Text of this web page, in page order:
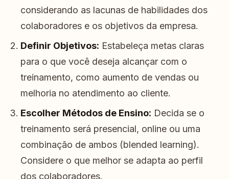
considerando as lacunas de habilidades dos
colaboradores e os objetivos da empresa.
Definir Objetivos: Estabeleça metas claras
para o que você deseja alcançar com o
treinamento, como aumento de vendas ou
melhoria no atendimento ao cliente.
Escolher Métodos de Ensino: Decida se o
treinamento será presencial, online ou uma
combinação de ambos (blended learning).
Considere o que melhor se adapta ao perfil
dos colaboradores.